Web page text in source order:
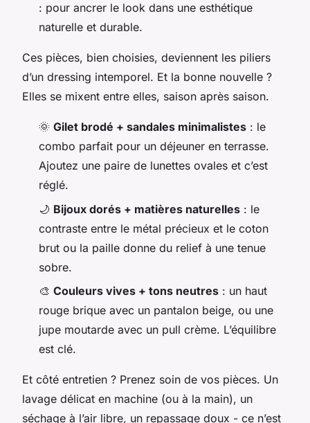
: pour ancrer le look dans une esthétique
naturelle et durable.
Ces pièces, bien choisies, deviennent les piliers
d’un dressing intemporel. Et la bonne nouvelle ?
Elles se mixent entre elles, saison après saison.
🌞 Gilet brodé + sandales minimalistes : le
combo parfait pour un déjeuner en terrasse.
Ajoutez une paire de lunettes ovales et c’est
réglé.
🌙 Bijoux dorés + matières naturelles : le
contraste entre le métal précieux et le coton
brut ou la paille donne du relief à une tenue
sobre.
🎨 Couleurs vives + tons neutres : un haut
rouge brique avec un pantalon beige, ou une
jupe moutarde avec un pull crème. L’équilibre
est clé.
Et côté entretien ? Prenez soin de vos pièces. Un
lavage délicat en machine (ou à la main), un
séchage à l’air libre, un repassage doux - ce n’est